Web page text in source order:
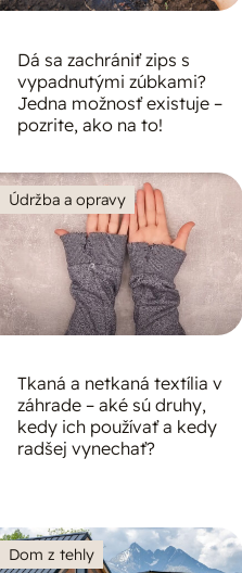
Dá sa zachrániť zips s
vypadnutými zúbkami?
Jedna možnosť existuje –
pozrite, ako na to!
Údržba a opravy
Tkaná a netkaná textília v
záhrade – aké sú druhy,
kedy ich používať a kedy
radšej vynechať?
Dom z tehly